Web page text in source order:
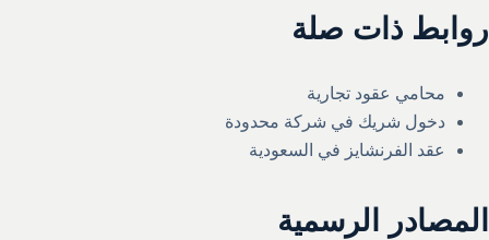
روابط ذات صلة
محامي عقود تجارية
دخول شريك في شركة محدودة
عقد الفرنشايز في السعودية
المصادر الرسمية